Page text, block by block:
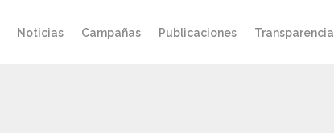
Noticias Campañas Publicaciones Transparencia